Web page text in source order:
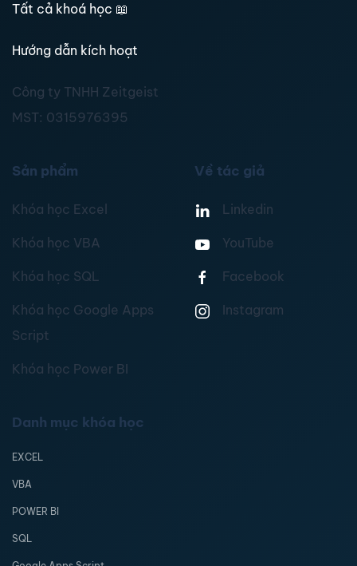
Tất cả khoá học 📖
Hướng dẫn kích hoạt
Công ty TNHH Zeitgeist
MST: 0315976395
Sản phẩm
Khóa học Excel
Khóa học VBA
Khóa học SQL
Khóa học Google Apps
Script
Khóa học Power BI
Về tác giả
Linkedin
YouTube
Facebook
Instagram
Danh mục khóa học
EXCEL
VBA
POWER BI
SQL